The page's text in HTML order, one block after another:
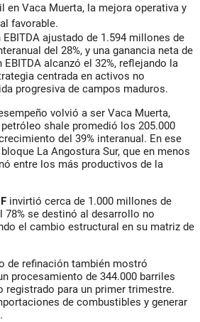
en Vaca Muerta, la mejora operativa y
favorable.
ajustado de 1.594 millones de
del 28%, y una ganancia neta de
alcanzó el 32%, reflejando la
centrada en activos no
progresiva de campos maduros.
volvió a ser Vaca Muerta,
shale promedió los 205.000
del 39% interanual. En ese
La Angostura Sur, que en menos
entre los más productivos de la
invirtió cerca de 1.000 millones de
78% se destinó al desarrollo no
el cambio estructural en su matriz de
de refinación también mostró
procesamiento de 344.000 barriles
registrado para un primer trimestre.
de combustibles y generar